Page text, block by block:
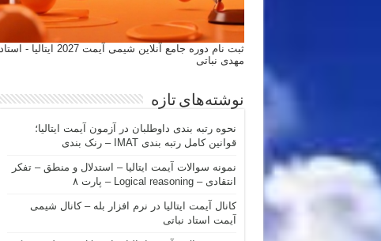
ثبت نام دوره جامع آنلاین شیمی آیمت 2027 ایتالیا - استاد
مهدی نباتی
نوشته‌های تازه
نحوه رتبه بندی داوطلبان در آزمون آیمت ایتالیا؛
قوانین کامل رتبه بندی IMAT – رنک بندی
نمونه سوالات آیمت ایتالیا – استدلال و منطق – تفکر
انتقادی – Logical reasoning – پارت ۸
کانال آیمت ایتالیا در نرم افزار بله – کانال شیمی
آیمت استاد نباتی